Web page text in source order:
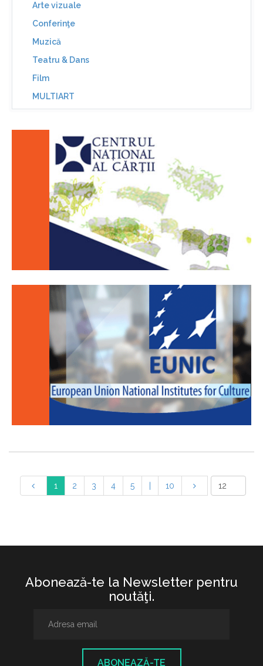
Arte vizuale
Conferinţe
Muzică
Teatru & Dans
Film
MULTIART
1 2 3 4 5 10
Abonează-te la Newsletter pentru
noutăţi.
ABONEAZĂ-TE